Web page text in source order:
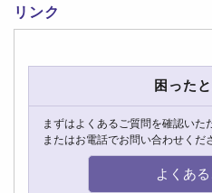
リンク
困った
まずはよくあるご質問を確認いた
またはお電話でお問い合わせくだ
よくあ